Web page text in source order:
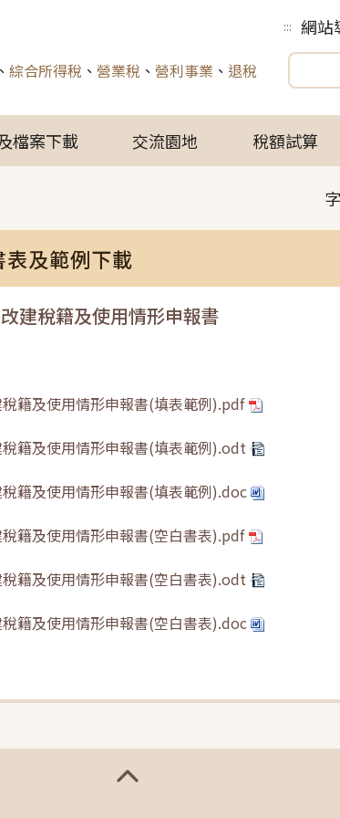
::: 網站
、 綜合所得稅 、 營業稅 、 營利事業 、 退稅
檔案下載 交流園地 稅額試算
及範例下載
建稅籍及使用情形申報書
籍及使用情形申報書(填表範例).pdf
籍及使用情形申報書(填表範例).odt
籍及使用情形申報書(填表範例).doc
籍及使用情形申報書(空白書表).pdf
籍及使用情形申報書(空白書表).odt
籍及使用情形申報書(空白書表).doc